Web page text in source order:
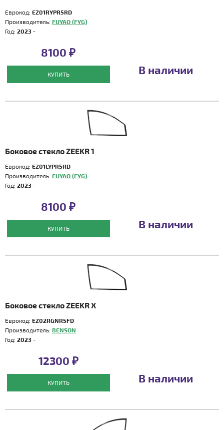
Еврокод: EZ01RYPR5RD
Производитель: FUYAO (FYG)
Год: 2023 -
8100 ₽
КУПИТЬ В наличии
Боковое стекло ZEEKR 1
Еврокод: EZ01LYPR5RD
Производитель: FUYAO (FYG)
Год: 2023 -
8100 ₽
КУПИТЬ В наличии
Боковое стекло ZEEKR X
Еврокод: EZ02RGNR5FD
Производитель: BENSON
Год: 2023 -
12300 ₽
КУПИТЬ В наличии